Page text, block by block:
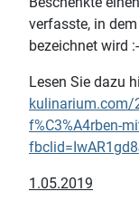
verfasste, in
bezeichnet wird
Lesen Sie dazu
kulinarium.com/
f%C3%A4rben-
1.05.2019